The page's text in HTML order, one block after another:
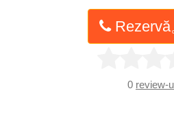
Rezervă
0 review-